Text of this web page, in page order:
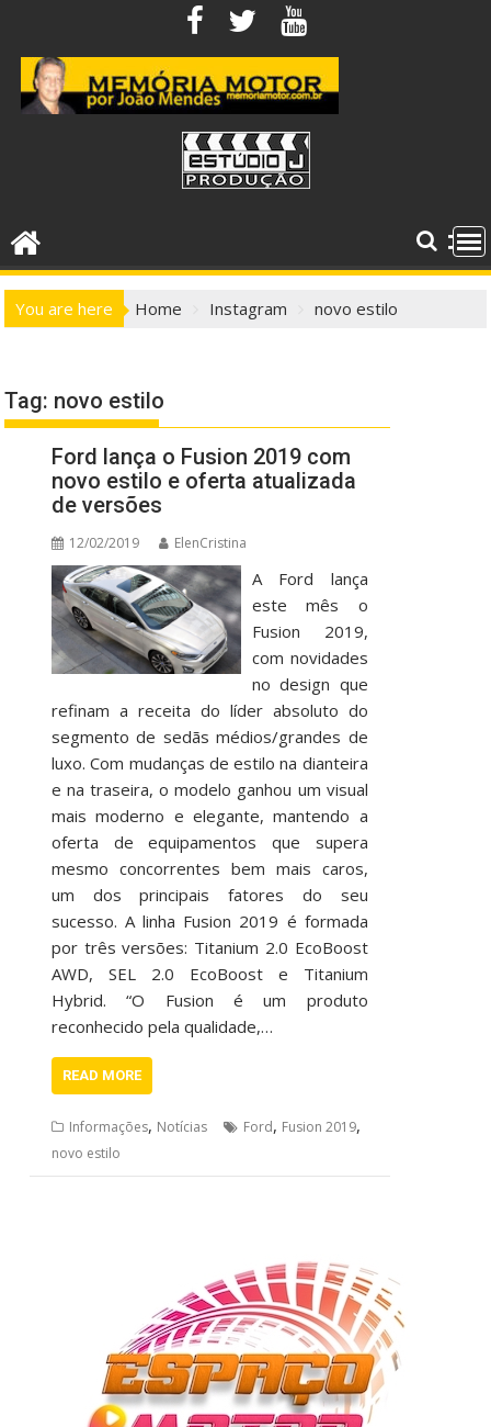
content
You are here Home Instagram novo estilo
Tag: novo estilo
Ford lança o Fusion 2019 com
novo estilo e oferta atualizada
de versões
12/02/2019 ElenCristina
A Ford lança
este mês o
Fusion 2019,
com novidades
no design que
refinam a receita do líder absoluto do
segmento de sedãs médios/grandes de
luxo. Com mudanças de estilo na dianteira
e na traseira, o modelo ganhou um visual
mais moderno e elegante, mantendo a
oferta de equipamentos que supera
mesmo concorrentes bem mais caros,
um dos principais fatores do seu
sucesso. A linha Fusion 2019 é formada
por três versões: Titanium 2.0 EcoBoost
AWD, SEL 2.0 EcoBoost e Titanium
Hybrid. “O Fusion é um produto
reconhecido pela qualidade,…
READ MORE
Informações, Notícias Ford, Fusion 2019,
novo estilo